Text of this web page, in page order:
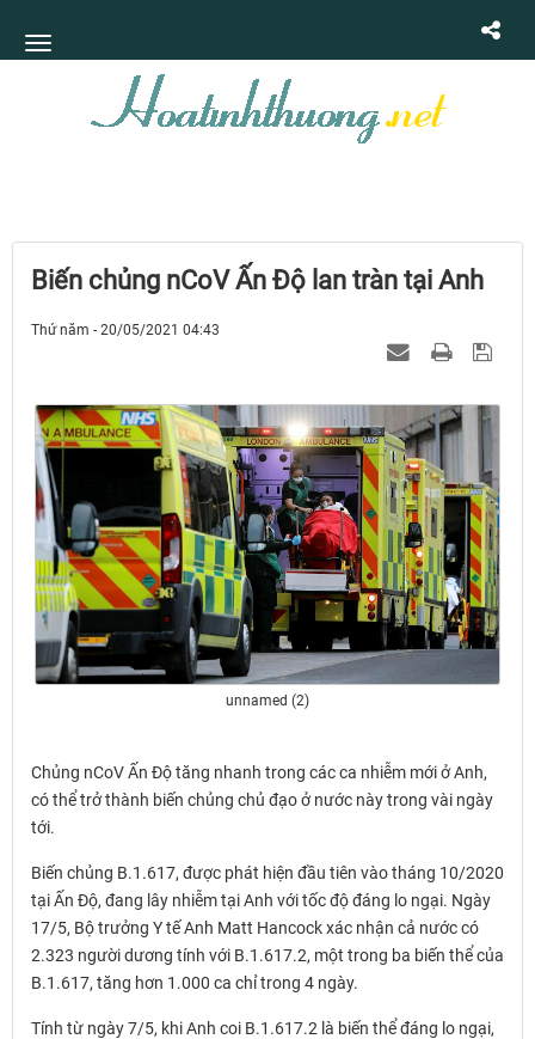
Biến chủng nCoV Ấn Độ lan tràn tại Anh
Thứ năm - 20/05/2021 04:43
unnamed (2)
Chủng nCoV Ấn Độ tăng nhanh trong các ca nhiễm mới ở Anh,
có thể trở thành biến chủng chủ đạo ở nước này trong vài ngày
tới.
Biến chủng B.1.617, được phát hiện đầu tiên vào tháng 10/2020
tại Ấn Độ, đang lây nhiễm tại Anh với tốc độ đáng lo ngại. Ngày
17/5, Bộ trưởng Y tế Anh Matt Hancock xác nhận cả nước có
2.323 người dương tính với B.1.617.2, một trong ba biến thể của
B.1.617, tăng hơn 1.000 ca chỉ trong 4 ngày.
Tính từ ngày 7/5, khi Anh coi B.1.617.2 là biến thể đáng lo ngại,